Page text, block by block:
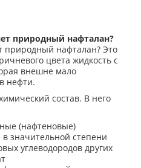
природный нафталан?
природный нафталан? Это
цвета жидкость с
внешне мало
нефти.
состав. В него
(нафтеновые)
значительной степени
углеводородов других